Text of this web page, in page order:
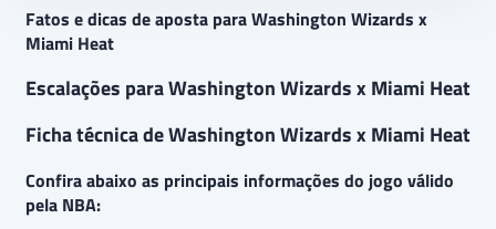
Fatos e dicas de aposta para Washington Wizards x
Miami Heat
Escalações para Washington Wizards x Miami Heat
Ficha técnica de Washington Wizards x Miami Heat
Confira abaixo as principais informações do jogo válido
pela NBA: